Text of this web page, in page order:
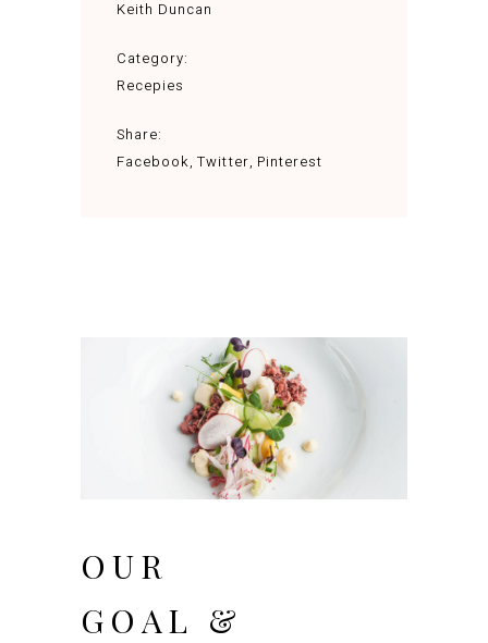
Keith Duncan
Category:
Recepies
Share:
Facebook Twitter Pinterest
20/08/2018
OUR
GOAL &